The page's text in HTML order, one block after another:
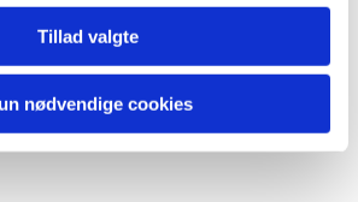
Tillad valgte
nødvendige cookies
vågen og følger med og håber, at